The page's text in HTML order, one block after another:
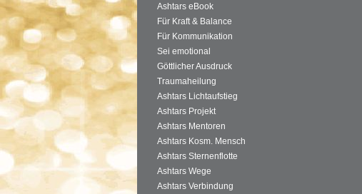
Ashtars eBook
Für Kraft & Balance
Für Kommunikation
Sei emotional
Göttlicher Ausdruck
Traumaheilung
Ashtars Lichtaufstieg
Ashtars Projekt
Ashtars Mentoren
Ashtars Kosm. Mensch
Ashtars Sternenflotte
Ashtars Wege
Ashtars Verbindung